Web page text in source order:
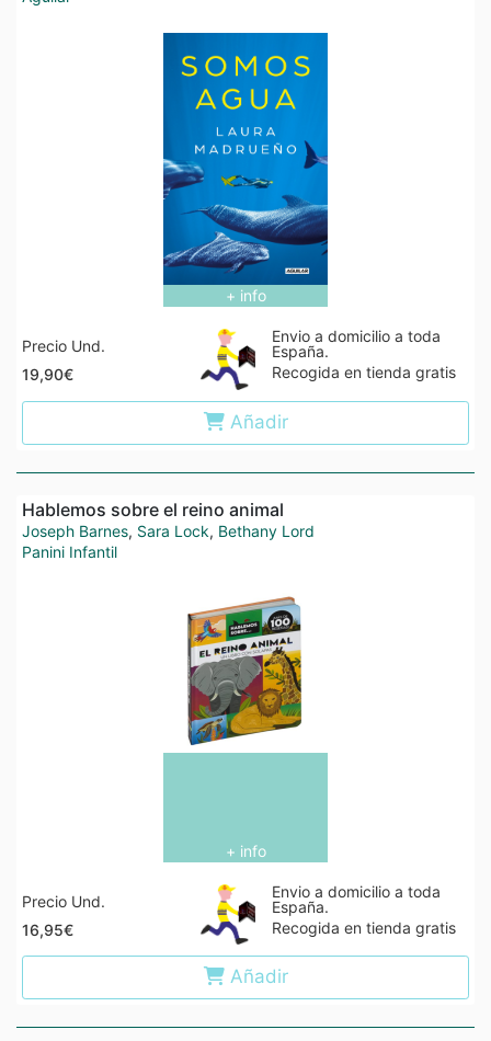
+ info
Precio Und.
19,90€
Envio a domicilio a toda
España.
Recogida en tienda gratis
Añadir
Hablemos sobre el reino animal
Joseph Barnes, Sara Lock, Bethany Lord
Panini Infantil
+ info
Precio Und.
16,95€
Envio a domicilio a toda
España.
Recogida en tienda gratis
Añadir